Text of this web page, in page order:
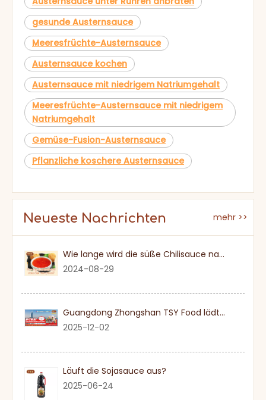
gesunde Austernsauce
Meeresfrüchte-Austernsauce
Austernsauce kochen
Austernsauce mit niedrigem Natriumgehalt
Meeresfrüchte-Austernsauce mit niedrigem
Natriumgehalt
Gemüse-Fusion-Austernsauce
Pflanzliche koschere Austernsauce
Neueste Nachrichten mehr >>
Wie lange wird die süße Chilisauce nach einmal eröffnet?
2024-08-29
Guangdong Zhongshan TSY Food lädt Sie herzlich ein, die Dubai Gulfood Exhibition 2026 zu besuchen
2025-12-02
Läuft die Sojasauce aus?
2025-06-24